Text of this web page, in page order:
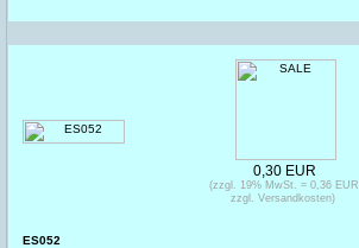
ES052
0,30 EUR
(zzgl. 19% MwSt. = 0,36 EUR
zzgl. Versandkosten)